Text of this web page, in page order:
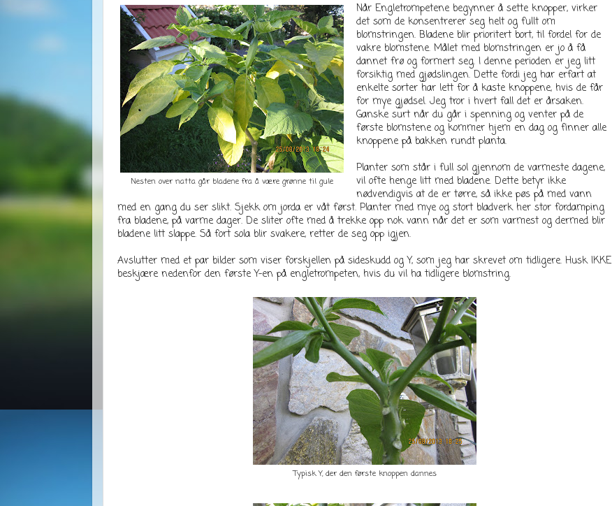
Nesten over natta går bladene fra å være grønne til gule
Når Engletrompetene begynner å sette knopper, virker
det som de konsentrerer seg helt og fullt om
blomstringen. Bladene blir prioritert bort, til fordel for de
vakre blomstene. Målet med blomstringen er jo å få
dannet frø og formert seg. I denne perioden er jeg litt
forsiktig med gjødslingen. Dette fordi jeg har erfart at
enkelte sorter har lett for å kaste knoppene, hvis de får
for mye gjødsel. Jeg tror i hvert fall det er årsaken.
Ganske surt når du går i spenning og venter på de
første blomstene og kommer hjem en dag og finner alle
knoppene på bakken rundt planta.
Planter som står i full sol gjennom de varmeste dagene,
vil ofte henge litt med bladene. Dette betyr ikke
nødvendigvis at de er tørre, så ikke pøs på med vann
med en gang du ser slikt. Sjekk om jorda er våt først. Planter med mye og stort bladverk her stor fordamping
fra bladene, på varme dager. De sliter ofte med å trekke opp nok vann når det er som varmest og dermed blir
bladene litt slappe. Så fort sola blir svakere, retter de seg opp igjen.
Avslutter med et par bilder som viser forskjellen på sideskudd og Y, som jeg har skrevet om tidligere. Husk IKKE
beskjære nedenfor den første Y-en på engletrompeten, hvis du vil ha tidligere blomstring.
Typisk Y, der den første knoppen dannes